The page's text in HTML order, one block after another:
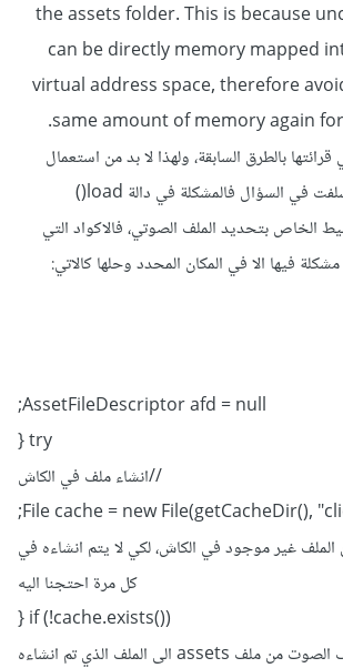
the assets folder. This is because
can be directly memory mapped
virtual address space, therefore
same amount of memory again
بالطرق السابقة، ولهذا لا بد من استعمال
الأكواد التالية، وكما أسلفت في السؤال فالمشكلة في دالة load()
بتحديد الملف الصوتي، فالاكواد التي
فيها الا في المكان المحدد وحلها كالاتي:
AssetFileDescriptor afd = null;
//انشاء ملف في الكاش
غير موجود في الكاش، لكي لا يتم انشاءه في
كل مرة احتجنا اليه
//نسخ ملف الصوت من ملف assets الى الملف الذي تم انشاءه